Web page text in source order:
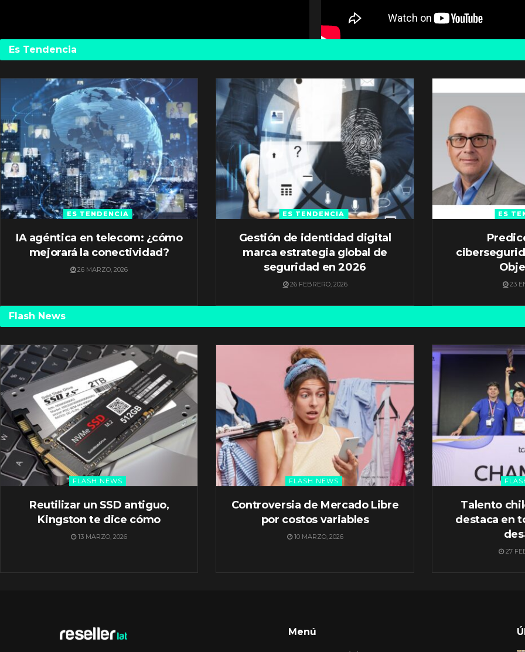
Es Tendencia
ES TENDENCIA
IA agéntica en telecom: ¿cómo
mejorará la conectividad?
26 MARZO, 2026
ES TENDENCIA
Gestión de identidad digital
marca estrategia global de
seguridad en 2026
26 FEBRERO, 2026
ES
23
Flash News
FLASH NEWS
Reutilizar un SSD antiguo,
Kingston te dice cómo
13 MARZO, 2026
FLASH NEWS
Controversia de Mercado Libre
por costos variables
10 MARZO, 2026
Talento
destaca en
27
Menú